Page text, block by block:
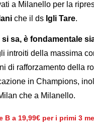
a Milanello per la
che il ds Igli Tare.
sa, è fondamentale
introiti della massima
di rafforzamento della
in Champions,
che a Milanello.
B a 19,99€ per i primi 3